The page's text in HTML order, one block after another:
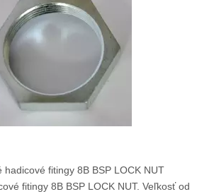
hadicové fitingy 8B BSP LOCK NUT
fitingy 8B BSP LOCK NUT. Veľkosť od